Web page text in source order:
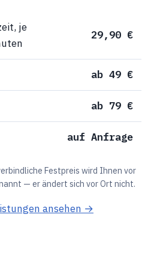
je
29,90 €
ab 49 €
ab 79 €
auf Anfrage
Festpreis wird Ihnen vor
— er ändert sich vor Ort nicht.
ansehen →